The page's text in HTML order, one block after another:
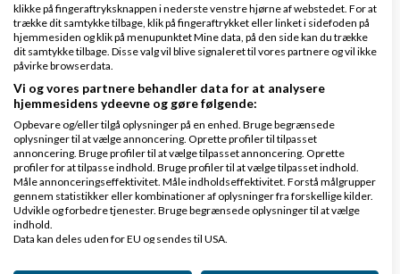
www.danlon.dk/
Køb en virksomhed
Køb en virksomhed med
kunder og omsætning hos Saxis
www.saxis.dk
Dinero Regnskabsprogram
Opret nemt og hurtigt fakturaer
Lav gratis bruger på Dinero i dag
klikke på fingeraftryksknappen i nederste venstre hjørne af webstedet. For at
trække dit samtykke tilbage, klik på fingeraftrykket eller linket i sidefoden på
hjemmesiden og klik på menupunktet Mine data, på den side kan du trække
dit samtykke tilbage. Disse valg vil blive signaleret til vores partnere og vil ikke
påvirke browserdata.
Vi og vores partnere behandler data for at analysere
hjemmesidens ydeevne og gøre følgende:
Opbevare og/eller tilgå oplysninger på en enhed. Bruge begrænsede
oplysninger til at vælge annoncering. Oprette profiler til tilpasset
annoncering. Bruge profiler til at vælge tilpasset annoncering. Oprette
profiler for at tilpasse indhold. Bruge profiler til at vælge tilpasset indhold.
Måle annonceringseffektivitet. Måle indholdseffektivitet. Forstå målgrupper
gennem statistikker eller kombinationer af oplysninger fra forskellige kilder.
Udvikle og forbedre tjenester. Bruge begrænsede oplysninger til at vælge
indhold.
Data kan deles uden for EU og sendes til USA.